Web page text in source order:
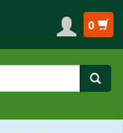
0